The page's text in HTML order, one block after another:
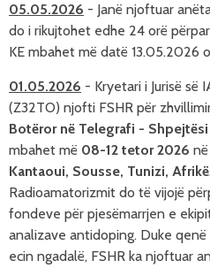
05.05.2026 - Janë njoftuar
do i rikujtohet edhe 24 orë
KE mbahet më datë 13.05.2026
01.05.2026 - Kryetari i Jurisë së
(Z32TO) njofti FSHR për
Botëror në Telegrafi - Shpejtësi
mbahet më 08-12 tetor 2026 në
Kantaoui, Sousse, Tunizi, Afrikë
Radioamatorizmit do të vijojë
fondeve për pjesëmarrjen e
analizave antidoping. Duke
ecin ngadalë, FSHR ka njoftuar